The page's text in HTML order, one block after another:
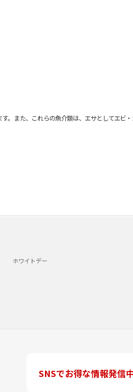
また、これらの魚介類は、エサとしてエビ・
ホワイトデー
SNSでお得な情報発信